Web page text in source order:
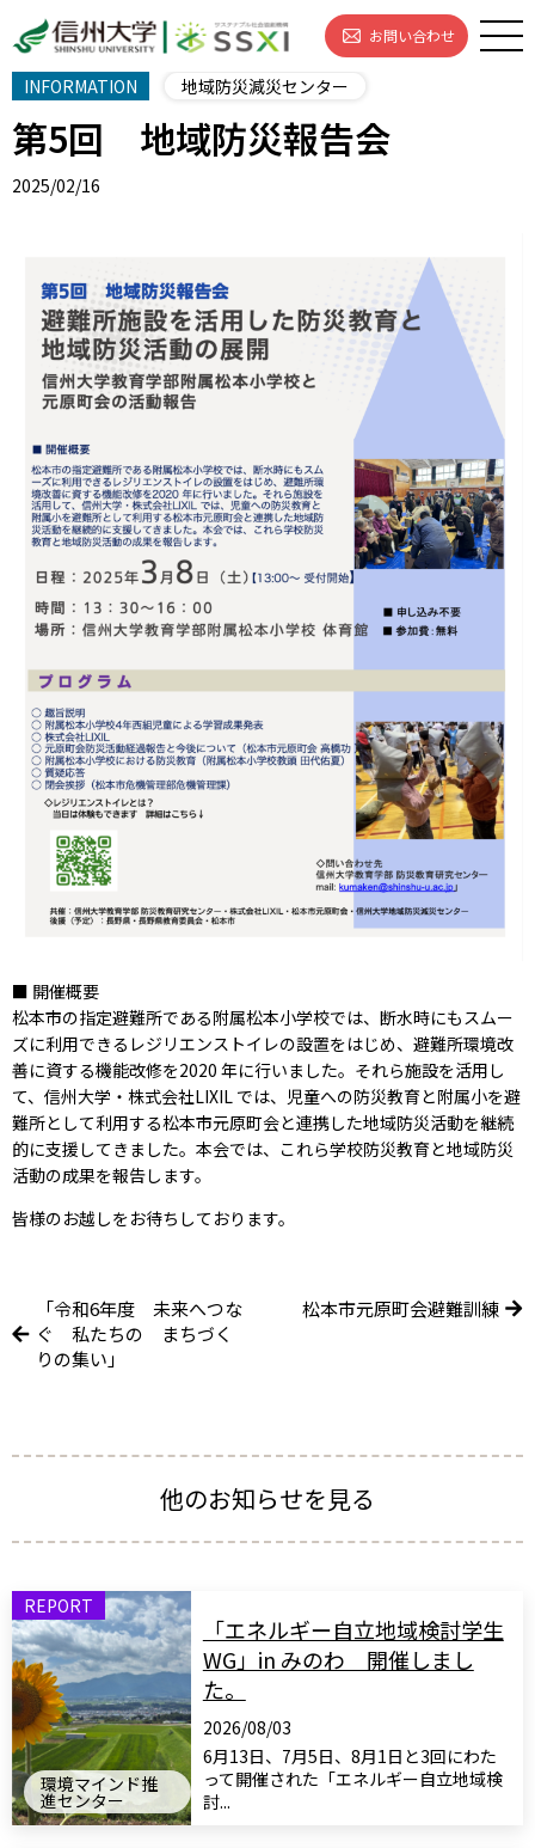
お問い合わせ
INFORMATION 地域防災減災センター
第5回 地域防災報告会
2025/02/16
■ 開催概要
松本市の指定避難所である附属松本小学校では、断水時にもスムー
ズに利用できるレジリエンストイレの設置をはじめ、避難所環境改
善に資する機能改修を2020 年に行いました。それら施設を活用し
て、信州大学・株式会社LIXIL では、児童への防災教育と附属小を避
難所として利用する松本市元原町会と連携した地域防災活動を継続
的に支援してきました。本会では、これら学校防災教育と地域防災
活動の成果を報告します。
皆様のお越しをお待ちしております。
「令和6年度 未来へつな
ぐ 私たちの まちづく
りの集い」
松本市元原町会避難訓練
他のお知らせを見る
環境マインド推
進センター
REPORT
「エネルギー自立地域検討学生
WG」in みのわ 開催しまし
た。
2026/08/03
6月13日、7月5日、8月1日と3回にわた
って開催された「エネルギー自立地域検
討...